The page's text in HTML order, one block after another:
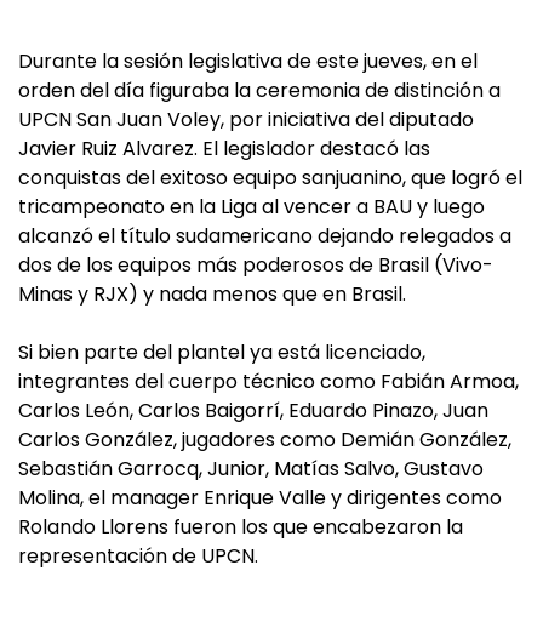
Durante la sesión legislativa de este jueves, en el
orden del día figuraba la ceremonia de distinción a
UPCN San Juan Voley, por iniciativa del diputado
Javier Ruiz Alvarez. El legislador destacó las
conquistas del exitoso equipo sanjuanino, que logró el
tricampeonato en la Liga al vencer a BAU y luego
alcanzó el título sudamericano dejando relegados a
dos de los equipos más poderosos de Brasil (Vivo-
Minas y RJX) y nada menos que en Brasil.
Si bien parte del plantel ya está licenciado,
integrantes del cuerpo técnico como Fabián Armoa,
Carlos León, Carlos Baigorrí, Eduardo Pinazo, Juan
Carlos González, jugadores como Demián González,
Sebastián Garrocq, Junior, Matías Salvo, Gustavo
Molina, el manager Enrique Valle y dirigentes como
Rolando Llorens fueron los que encabezaron la
representación de UPCN.